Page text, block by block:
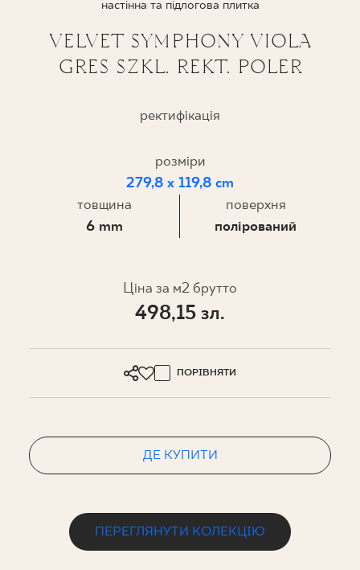
ДЕ КУПИТИ
ПРО НАС
МІЙ ПРОФІЛЬ
EN SK DE UK
настінна та підлогова плитка
VELVET SYMPHONY VIOLA
GRES SZKL. REKT. POLER
ректифікація
розміри
279,8 x 119,8 cm
товщина
6 mm
поверхня
полірований
Ціна за м2 брутто
498,15 зл.
ПОРІВНЯТИ
ДЕ КУПИТИ
ПЕРЕГЛЯНУТИ КОЛЕКЦІЮ